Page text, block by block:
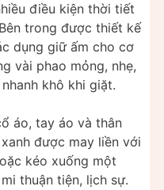
điều kiện thời tiết
trong được thiết kế
dụng giữ ấm cho cơ
vài phao mỏng, nhẹ,
khô khi giặt.
áo, tay áo và thân
được may liền với
kéo xuống một
thuận tiện, lịch sự.